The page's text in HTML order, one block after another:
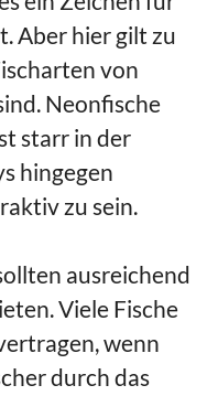
Aber hier gilt zu
von
Neonfische
starr in der
hingegen
zu sein.
ausreichend
Viele Fische
wenn
durch das